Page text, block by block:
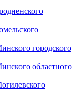
городского
областного